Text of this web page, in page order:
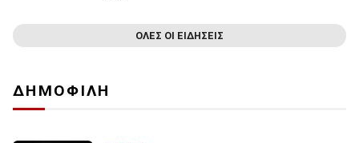
ΟΛΕΣ ΟΙ ΕΙΔΗΣΕΙΣ
ΔΗΜΟΦΙΛΗ